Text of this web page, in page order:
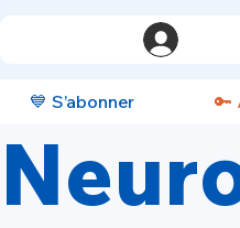
💙 S’abonner 🔑